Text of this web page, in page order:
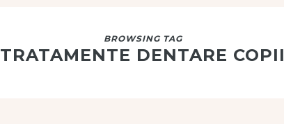
BROWSING TAG
TRATAMENTE DENTARE COPII